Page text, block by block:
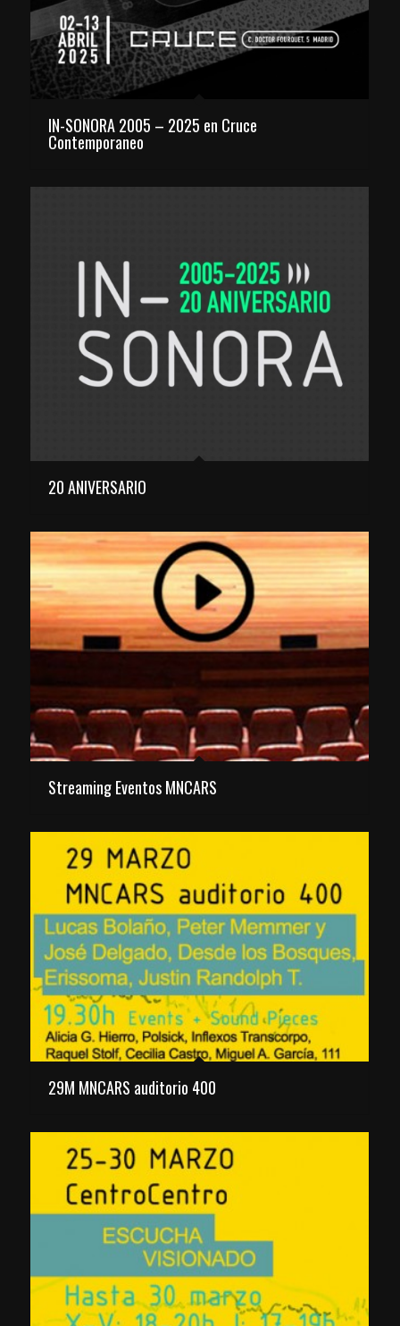
IN-SONORA 2005 – 2025 en Cruce
Contemporaneo
20 ANIVERSARIO
Streaming Eventos MNCARS
29M MNCARS auditorio 400